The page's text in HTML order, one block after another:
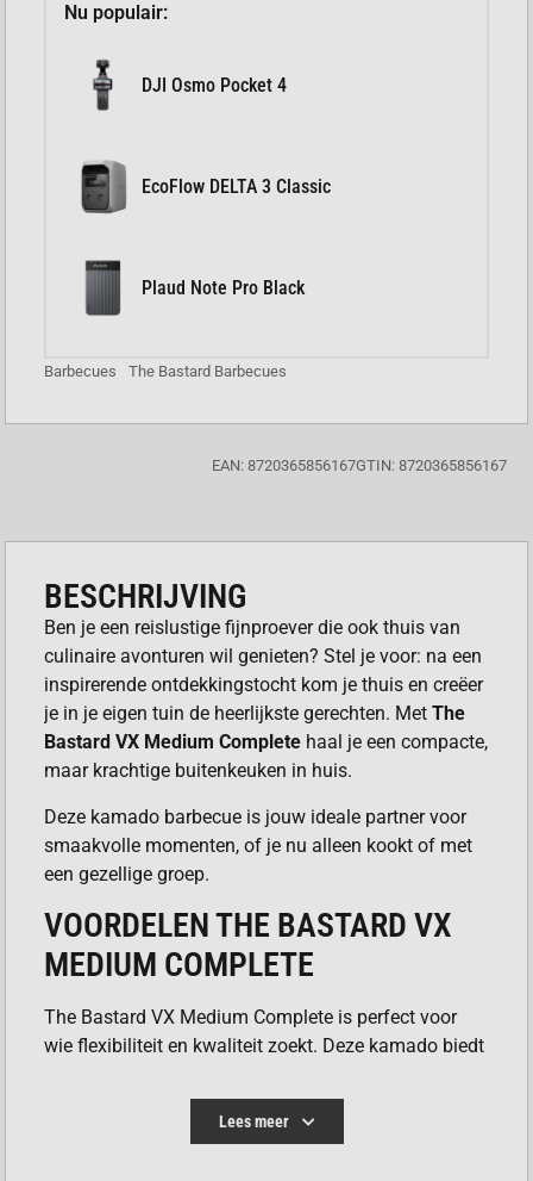
Nu populair:
DJI Osmo Pocket 4
EcoFlow DELTA 3 Classic
Plaud Note Pro Black
Barbecues The Bastard Barbecues
EAN: 8720365856167GTIN: 8720365856167
BESCHRIJVING
Ben je een reislustige fijnproever die ook thuis van
culinaire avonturen wil genieten? Stel je voor: na een
inspirerende ontdekkingstocht kom je thuis en creëer
je in je eigen tuin de heerlijkste gerechten. MetThe
Bastard VX Medium Complete haal je een compacte,
maar krachtige buitenkeuken in huis.
Deze kamado barbecue is jouw ideale partner voor
smaakvolle momenten, of je nu alleen kookt of met
een gezellige groep.
VOORDELEN THE BASTARD VX
MEDIUM COMPLETE
The Bastard VX Medium Complete is perfect voor
wie flexibiliteit en kwaliteit zoekt. Deze kamado biedt
in een handzamer formaat.
Nauwkeurige temperatuurregeling:
Lees meer